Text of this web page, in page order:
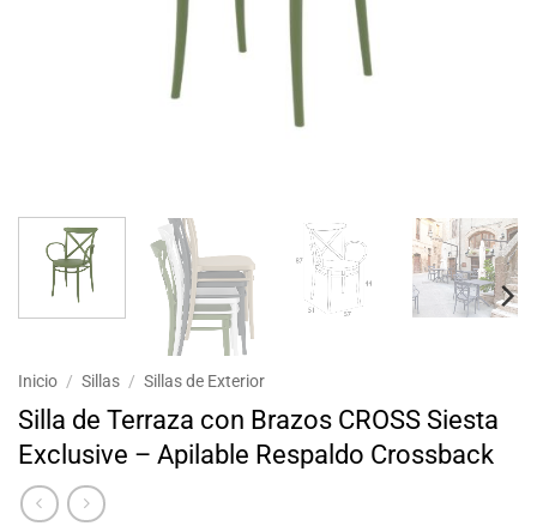
Inicio / Sillas / Sillas de Exterior
Silla de Terraza con Brazos CROSS Siesta
Exclusive – Apilable Respaldo Crossback